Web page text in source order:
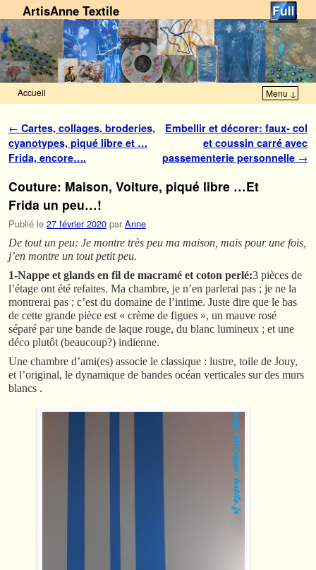
ArtisAnne Textile
Accueil Menu ↓
Navigation des articles
← Cartes, collages, broderies,
cyanotypes, piqué libre et …
Frida, encore….
Embellir et décorer: faux- col
et coussin carré avec
passementerie personnelle →
Couture: Maison, Voiture, piqué libre …Et
Frida un peu…!
Publié le 27 février 2020 par Anne
De tout un peu: Je montre très peu ma maison, mais pour une fois,
j’en montre un tout petit peu.
1-Nappe et glands en fil de macramé et coton perlé:3 pièces de
l’étage ont été refaites. Ma chambre, je n’en parlerai pas ; je ne la
montrerai pas ; c’est du domaine de l’intime. Juste dire que le bas
de cette grande pièce est « crème de figues », un mauve rosé
séparé par une bande de laque rouge, du blanc lumineux ; et une
déco plutôt (beaucoup?) indienne.
Une chambre d’ami(es) associe le classique : lustre, toile de Jouy,
et l’original, le dynamique de bandes océan verticales sur des murs
blancs .